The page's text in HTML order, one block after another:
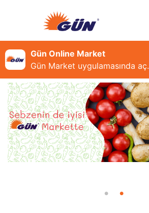
Gün Online Market
Gün Market uygulamasında aç.